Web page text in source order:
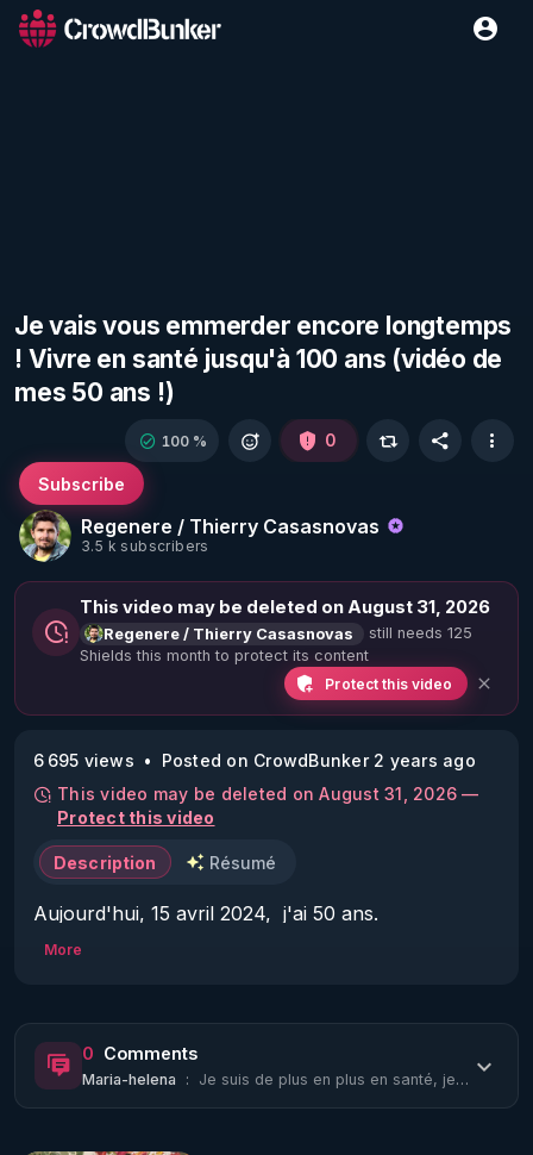
Je vais vous emmerder encore longtemps
! Vivre en santé jusqu'à 100 ans (vidéo de
mes 50 ans !)
Regenere / Thierry Casasnovas
3.5 k subscribers
Subscribe
100 % 0
This video may be deleted on August 31, 2026
Regenere / Thierry Casasnovas
still needs 125
Shields this month to protect its content
Protect this video
6 695 views
Posted on CrowdBunker 2 years ago
This video may be deleted on August 31, 2026 —
Protect this video
Description Résumé
Aujourd'hui, 15 avril 2024,  j'ai 50 ans.
Ça c'est mon âge chronobiologique et je n'y peux
L'âge de mon système cardiovasculaire ?
Mon âge métabolique ?
Cette vidéo c'est tout mon programme pour vivre,
More
0 Comments
Maria-helena : Je suis de plus en plus en santé, je rajeunie a vue d'oeil , je suis dans la joi...